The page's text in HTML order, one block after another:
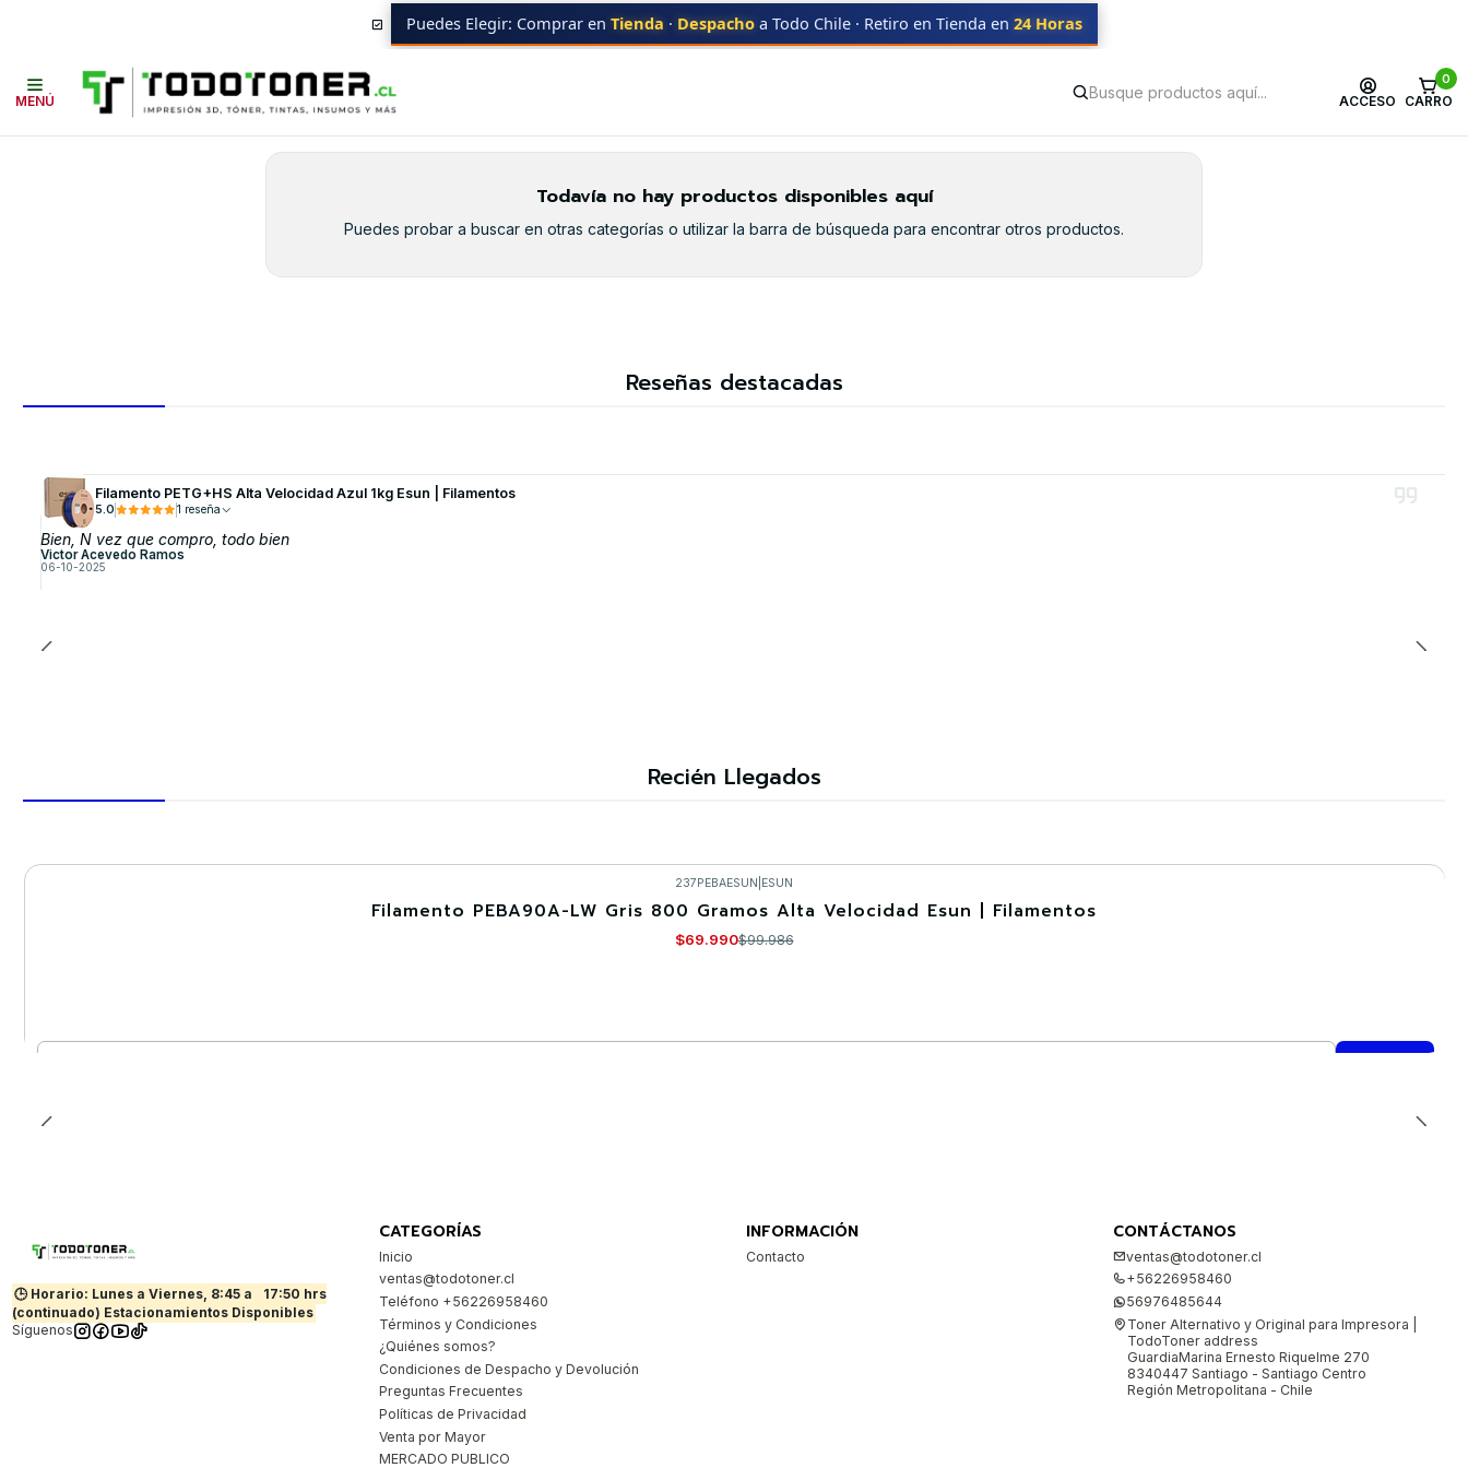
MENÚ ACCESO
0
CARRO
Puedes Elegir: Comprar en Tienda · Despacho a Todo Chile · Retiro en Tienda en 24 Horas
Equipos CANON LBP-162DW
LBP-162DW
Todavía no hay productos disponibles aquí
Puedes probar a buscar en otras categorías o utilizar la barra de búsqueda para encontrar otros productos.
Reseñas destacadas
Filamento PETG+HS Alta Velocidad Azul 1kg Esun | Filamentos
5.0 1 reseña
Bien, N vez que compro, todo bien
Victor Acevedo Ramos
06-10-2025
Recién Llegados
237PEBAESUN ESUN
Filamento PEBA90A-LW Gris 800 Gramos Alta Velocidad Esun | Filamentos
$69.990$99.986
🕒 Horario: Lunes a Viernes, 8:45 a
17:50 hrs
(continuado) Estacionamientos Disponibles
Síguenos
CATEGORÍAS
Inicio
ventas@todotoner.cl
Teléfono +56226958460
Términos y Condiciones
¿Quiénes somos?
Condiciones de Despacho y Devolución
Preguntas Frecuentes
Políticas de Privacidad
Venta por Mayor
MERCADO PUBLICO
INFORMACIÓN
Contacto
CONTÁCTANOS
ventas@todotoner.cl
+56226958460
56976485644
Toner Alternativo y Original para Impresora |
TodoToner address
GuardiaMarina Ernesto Riquelme 270
8340447 Santiago - Santiago Centro
Región Metropolitana - Chile